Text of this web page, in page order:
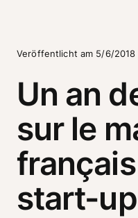
Veröffentlicht am 5/6/2018
Un an
sur le
start-